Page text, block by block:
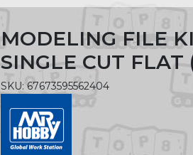
MODELING FILE
SINGLE CUT FLAT
SKU: 67673595562404